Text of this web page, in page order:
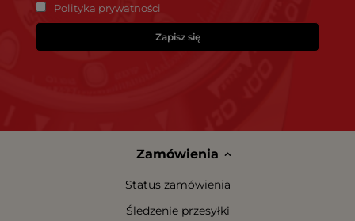
Polityka prywatności
Zapisz się
Zamówienia
Status zamówienia
Śledzenie przesyłki